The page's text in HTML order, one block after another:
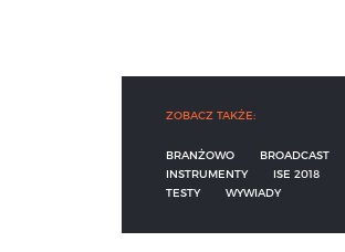
ZOBACZ TAKŻE:
BRANŻOWO BROADCAST
INSTRUMENTY
ISE 2018
TESTY
WYWIADY